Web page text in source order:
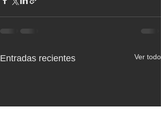
Entradas recientes Ver todo